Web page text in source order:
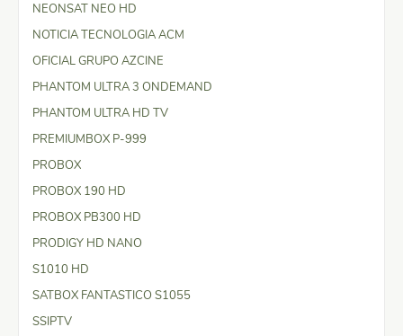
NEONSAT NEO HD
NOTICIA TECNOLOGIA ACM
OFICIAL GRUPO AZCINE
PHANTOM ULTRA 3 ONDEMAND
PHANTOM ULTRA HD TV
PREMIUMBOX P-999
PROBOX
PROBOX 190 HD
PROBOX PB300 HD
PRODIGY HD NANO
S1010 HD
SATBOX FANTASTICO S1055
SSIPTV